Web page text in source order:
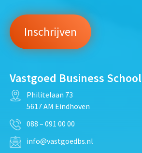
Vastgoed Business School
Philitelaan 73
5617 AM Eindhoven
088 – 091 00 00
info@vastgoedbs.nl